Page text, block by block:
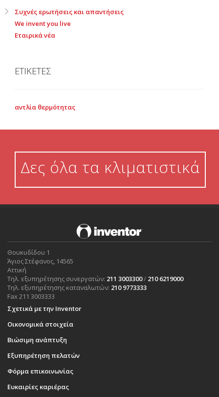
Συχνές ερωτήσεις και απαντήσεις
We invent you live
Εταιρικά νέα
ΕΤΙΚΕΤΕΣ
αντλία θερμότητας
Δες όλα τα κλιματιστικά
Θουκυδίδου 1
Άγιος Στέφανος, 14565
Αττική
Τηλ. εξυπηρέτησης συνεργατών: 211 3003300/ 210 6219000
Τηλ. εξυπηρέτησης καταναλωτών: 210 9773333
Fax 211 3003333
Σχετικά με την Inventor
Οικονομικά στοιχεία
Βιώσιμη ανάπτυξη
Εξυπηρέτηση πελατών
Φόρμα επικοινωνίας
Ευκαιρίες καριέρας